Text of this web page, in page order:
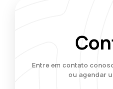
Entre em contato
ou agendar